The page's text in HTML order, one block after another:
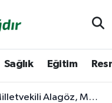
Sağlık Eğitim
İl Başkanlığını Ziyaret Etti